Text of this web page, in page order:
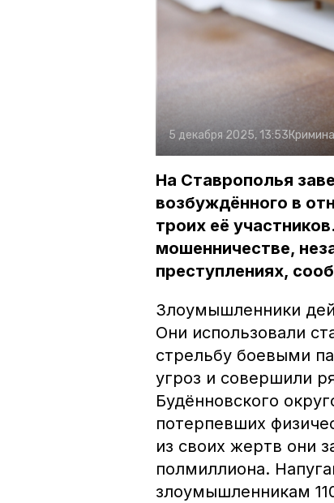
5 декабря 2025, 13:53
На Ставрополья
возбуждённого в
троих её
мошенничестве,
преступлениях,
Злоумышленники
Они использовали
стрельбу боевыми
угроз и совершили
Будённовского
потерпевших
из своих жертв они
полмиллиона.
злоумышленникам